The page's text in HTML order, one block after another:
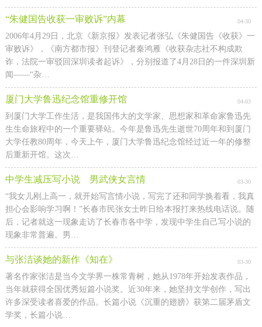
“朱健国告收获一审败诉”内幕 04-30
2006年4月29日，北京《新京报》发表记者张弘《朱健国告《收获》一
审败诉》，《南方都市报》刊登记者秦鸿雁《收获杂志社不构成欺
诈，法院一审驳回深圳读者起诉》，分别报道了4月28日的一件深圳新
闻——“杂…
厦门大学鲁迅纪念馆重修开馆 04-03
到厦门大学工作生活，是我国伟大的文学家、思想家和革命家鲁迅先
生生命旅程中的一个重要驿站。今年是鲁迅先生逝世70周年和到厦门
大学任教80周年，今天上午，厦门大学鲁迅纪念馆经过近一年的修整
后重新开馆。这次…
中学生减压写小说 男武侠女言情 03-30
“我女儿刚上高一，就开始写言情小说，写完了还和同学换着看，我真
担心会影响学习啊！”长春市民张女士昨日给本报打来热线电话说。随
后，记者就这一现象走访了长春市各中学，发现中学生自己写小说的
现象非常普遍。男…
与张洁谈她的新作《知在》 03-30
著名作家张洁是当今文学界一株常青树，她从1978年开始发表作品，
当年就获得全国优秀短篇小说奖。近30年来，她坚持文学创作，写出
许多深受读者喜爱的作品。长篇小说《沉重的翅膀》获第二届茅盾文
学奖，长篇小说…